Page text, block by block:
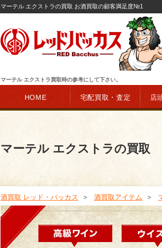
マーテル エクストラの買取 お酒買取の顧客満足度№1
マーテル エクストラ買取時の参考にして下さい。
HOME 宅配買取・査定 店
マーテル エクストラの買取
酒買取 レッド・バッカス 酒買取アイテム